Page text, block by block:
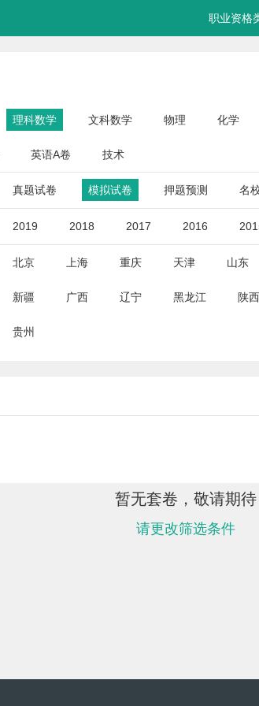
职业资格
理科数学 文科数学 物理 化学
英语A卷 技术
真题试卷 模拟试卷 押题预测 名
2019 2018 2017 2016
北京 上海 重庆 天津 山东
新疆 广西 辽宁 黑龙江 陕西
贵州
暂无套卷，敬请期待
请更改筛选条件